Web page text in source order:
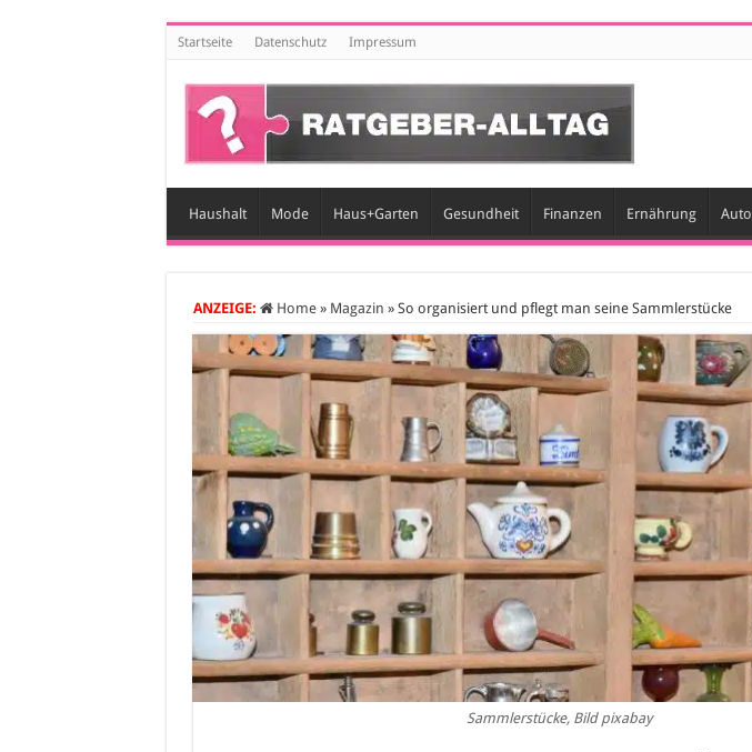
Startseite Datenschutz Impressum
Haushalt Mode Haus+Garten Gesundheit Finanzen Ernährung Auto
ANZEIGE: Home » Magazin » So organisiert und pflegt man seine Sammlerstücke
Sammlerstücke, Bild pixabay